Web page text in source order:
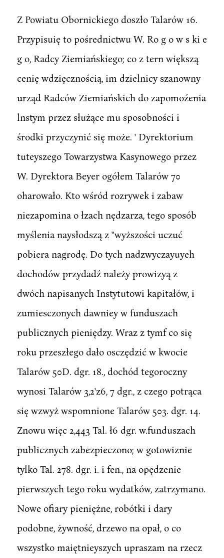
Z Powiatu Obornickiego doszło Talarów 16.
Przypisuię to pośrednictwu W. Ro g o w s ki e
g o, Radcy Ziemiańskiego; co z tern większą
cenię wdzięcznością, im dzielnicy szanowny
urząd Radców Ziemiańskich do zapomoźenia
lnstym przez służące mu sposobności i
środki przyczynić się może. ' Dyrektorium
tuteyszego Towarzystwa Kasynowego przez
W. Dyrektora Beyer ogółem Talarów 70
oharowało. Kto wśród rozrywek i zabaw
niezapomina o łzach nędzarza, tego sposób
myślenia naysłodszą z "wyższości uczuć
pobiera nagrodę. Do tych nadzwyczayuyeh
dochodów przydadź należy prowizyą z
dwóch napisanych Instytutowi kapitałów, i
zumiesczonych dawniey w funduszach
publicznych pieniędzy. Wraz z tymf co się
roku przeszłego dało osczędzić w kwocie
Talarów 50D. dgr. 18., dochód tegoroczny
wynosi Talarów 3,2'z6, 7 dgr., z czego potrąca
się wzwyż wspomnione Talarów 503. dgr. 14.
Znowu więc 2,443 Tal. ł6 dgr. w.funduszach
publicznych zabezpieczono; w gotowiznie
tylko Tal. 278. dgr. i. i fen., na opędzenie
pierwszych tego roku wydatków, zatrzymano.
Nowe ofiary pieniężne, robótki i dary
podobne, żywność, drzewo na opał, o co
wszystko maiętnieyszych upraszam na rzecz